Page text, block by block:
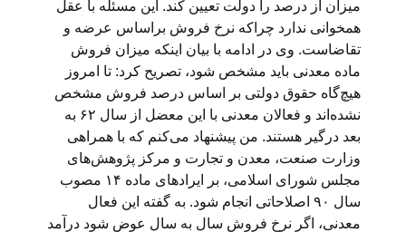
میزان از درصد را دولت تعیین کند. این مسئله با عقل
همخوانی ندارد چراکه نرخ فروش براساس عرضه و
تقاضاست. وی در ادامه با بیان اینکه میزان فروش
ماده معدنی باید مشخص شود، تصریح کرد: تا امروز
هیچ‌گاه حقوق دولتی بر اساس درصد فروش مشخص
نشده‌اند و فعالان معدنی با این معضل از سال ۶۲ به
بعد درگیر هستند. من پیشنهاد می‌کنم که با همراهی
وزارت صنعت، معدن و تجارت و مرکز پژوهش‌های
مجلس شورای اسلامی، بر ایرادهای ماده ۱۴ مصوب
سال ۹۰ اصلاحاتی انجام شود. به گفته این فعال
معدنی، اگر نرخ فروش سال به سال عوض شود درآمد